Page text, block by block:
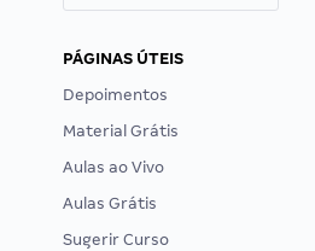
PÁGINAS ÚTEIS
Depoimentos
Material Grátis
Aulas ao Vivo
Aulas Grátis
Sugerir Curso